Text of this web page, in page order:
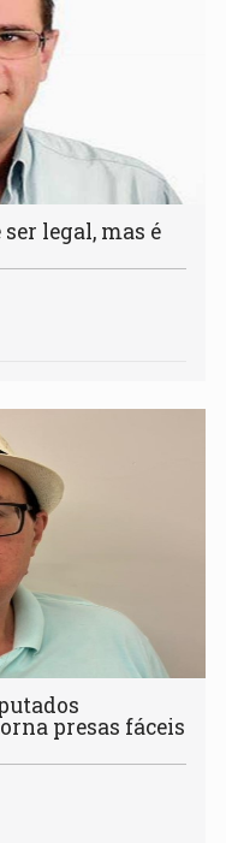
legal, mas é
presas fáceis